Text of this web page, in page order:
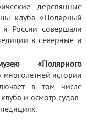
деревянные
клуба «Полярный
России совершали
в северные и
«Полярного
многолетней истории
в том числе
и осмотр судов-